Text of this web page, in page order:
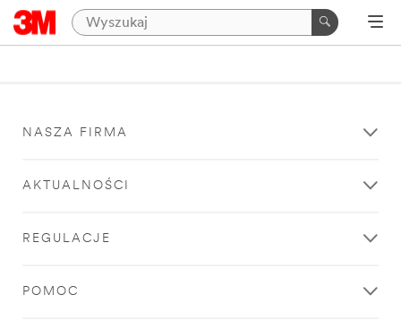
NASZA FIRMA
AKTUALNOŚCI
REGULACJE
POMOC